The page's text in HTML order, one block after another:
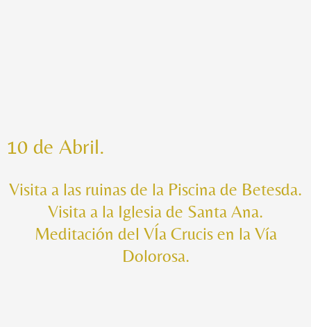
10 de Abril.
Visita a las ruinas de la Piscina de Betesda.
Visita a la Iglesia de Santa Ana.
Meditación del VÍa Crucis en la Vía
Dolorosa.